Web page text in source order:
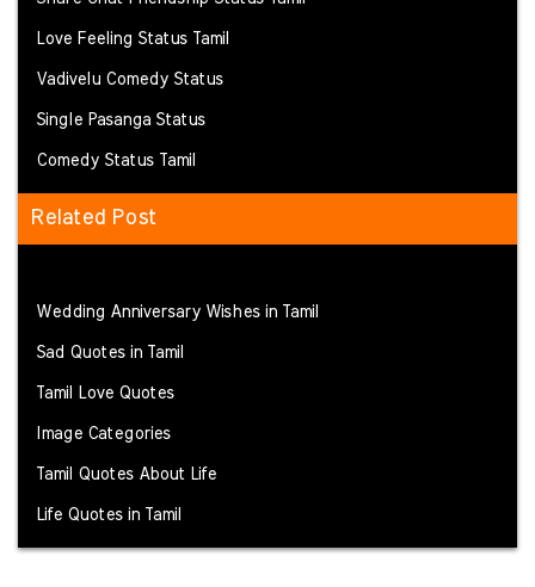
Love Feeling Status Tamil
Vadivelu Comedy Status
Single Pasanga Status
Comedy Status Tamil
Related Post
Wedding Anniversary Wishes in Tamil
Sad Quotes in Tamil
Tamil Love Quotes
Image Categories
Tamil Quotes About Life
Life Quotes in Tamil